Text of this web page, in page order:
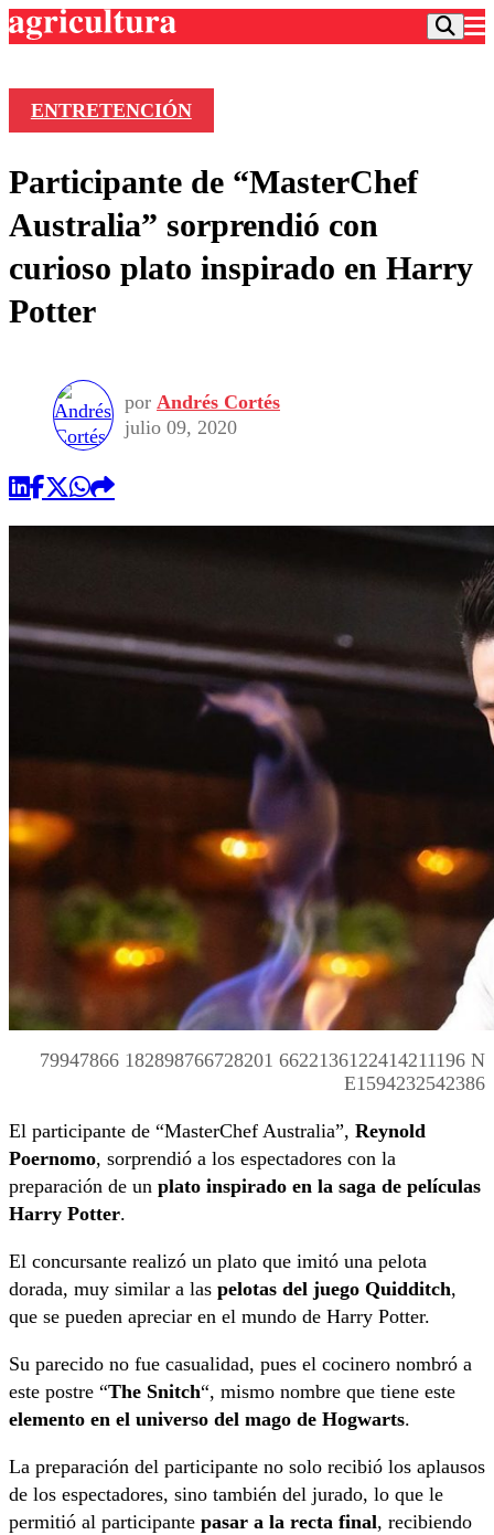
Frecuencias
Agricultura TV
Deportes
Colo Colo
Torneo Internacional
Torneo Nacional
Entretención
Internacional
Nacional
Programas
Comercial
ENTRETENCIÓN
Participante de “MasterChef
Australia” sorprendió con
curioso plato inspirado en Harry
Potter
por Andrés Cortés
julio 09, 2020
79947866 182898766728201 6622136122414211196 N
E1594232542386
El participante de “MasterChef Australia”, Reynold
Poernomo, sorprendió a los espectadores con la
preparación de un plato inspirado en la saga de películas
Harry Potter.
El concursante realizó un plato que imitó una pelota
dorada, muy similar a las pelotas del juego Quidditch,
que se pueden apreciar en el mundo de Harry Potter.
Su parecido no fue casualidad, pues el cocinero nombró a
este postre “The Snitch“, mismo nombre que tiene este
elemento en el universo del mago de Hogwarts.
La preparación del participante no solo recibió los aplausos
de los espectadores, sino también del jurado, lo que le
permitió al participante pasar a la recta final, recibiendo